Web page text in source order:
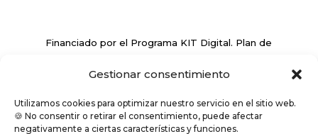
Gestionar consentimiento
Utilizamos cookies para optimizar nuestro servicio en el sitio web.
🍪 No consentir o retirar el consentimiento, puede afectar
negativamente a ciertas características y funciones.
Financiado por el Programa KIT Digital. Plan de
España ‘Next Generation EU’